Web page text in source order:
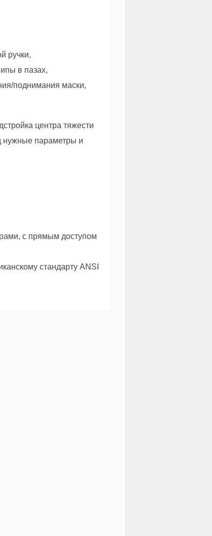
ручки,
в пазах,
поднимания маски,
центра тяжести
нужные параметры и
с прямым доступом
стандарту ANSI